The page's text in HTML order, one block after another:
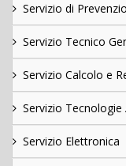
Servizio di
Servizio Tecnico
Servizio Calcolo e
Servizio Tecnologie
Servizio Elettronica